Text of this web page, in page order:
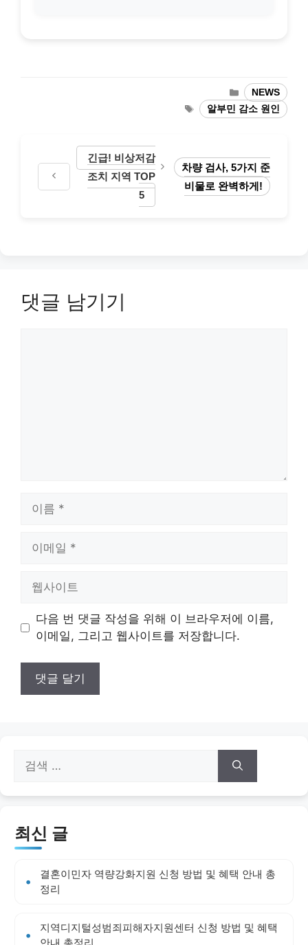
카
테
고
NEWS
태
그
알부민 감소 원인
긴급! 비상저감
조치 지역 TOP
5
차량 검사, 5가지 준
비물로 완벽하게!
댓글 남기기
트
다음 번 댓글 작성을 위해 이 브라우저에 이름,
이메일, 그리고 웹사이트를 저장합니다.
색:
최신 글
결혼이민자 역량강화지원 신청 방법 및 혜택 안내 총
정리
지역디지털성범죄피해자지원센터 신청 방법 및 혜택
안내 총정리